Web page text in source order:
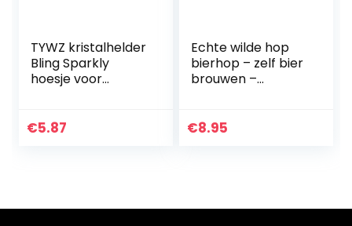
TYWZ kristalhelder
Bling Sparkly
hoesje voor
glanzende dunne,
€5.87
Echte wilde hop
bierhop – zelf bier
brouwen –
plant – 60-80 cm
€8.95